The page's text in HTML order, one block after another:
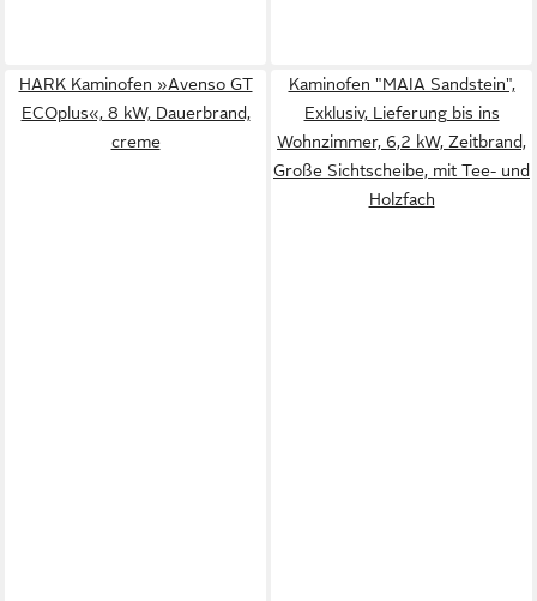
HARK Kaminofen »Avenso GT
ECOplus«, 8 kW, Dauerbrand,
creme
Kaminofen "MAIA Sandstein",
Exklusiv, Lieferung bis ins
Wohnzimmer, 6,2 kW, Zeitbrand,
Große Sichtscheibe, mit Tee- und
Holzfach